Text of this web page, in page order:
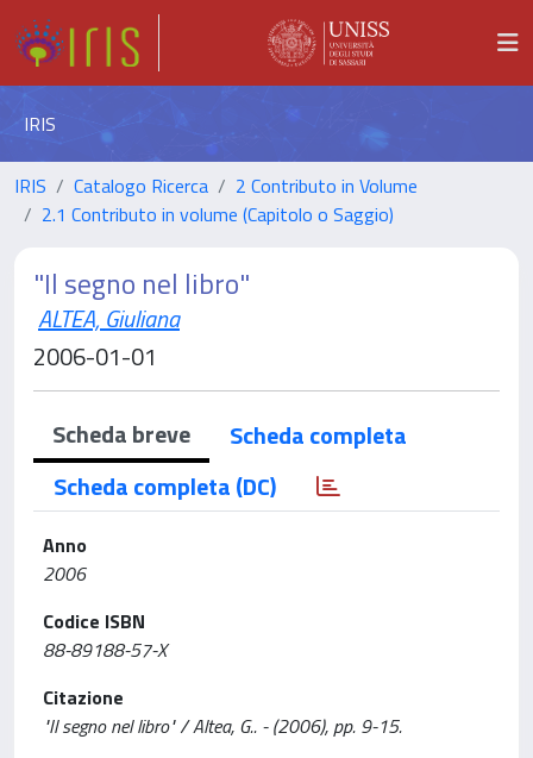
IRIS
IRIS Catalogo Ricerca
2 Contributo in Volume
2.1 Contributo in volume (Capitolo o Saggio)
"Il segno nel libro"
ALTEA, Giuliana
2006-01-01
Scheda breve
Scheda completa
Scheda completa (DC)
Anno
2006
Codice ISBN
88-89188-57-X
Citazione
"Il segno nel libro" / Altea, G.. - (2006), pp. 9-15.